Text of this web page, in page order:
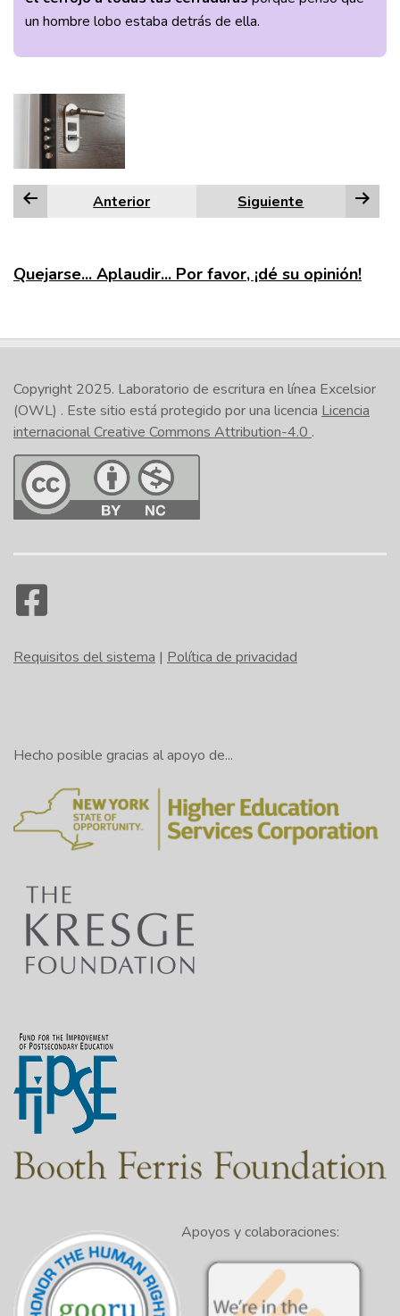
un hombre lobo estaba detrás de ella.
Anterior Siguiente
Quejarse... Aplaudir... Por favor, ¡dé su opinión!
Copyright 2025. Laboratorio de escritura en línea Excelsior
(OWL) . Este sitio está protegido por una licencia Licencia
internacional Creative Commons Attribution-4.0 .
Requisitos del sistema | Política de privacidad
Hecho posible gracias al apoyo de...
Apoyos y colaboraciones: